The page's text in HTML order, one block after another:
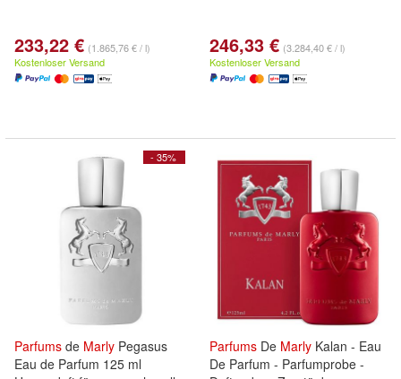
233,22 € (1.865,76 € / l)
Kostenloser Versand
246,33 € (3.284,40 € / l)
Kostenloser Versand
- 35%
Parfums de Marly Pegasus
Eau de Parfum 125 ml
Parfums De Marly Kalan - Eau
De Parfum - Parfumprobe -